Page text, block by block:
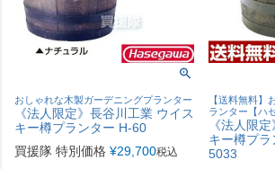
おしゃれな木製ガーデニングプランター
《法人限定》長谷川工業 ウイス
キー樽プランター H-60
買援隊 特別価格 ¥29,700税込
【送料無料】
ランター【ハ
《法人限
キー樽プ
5033